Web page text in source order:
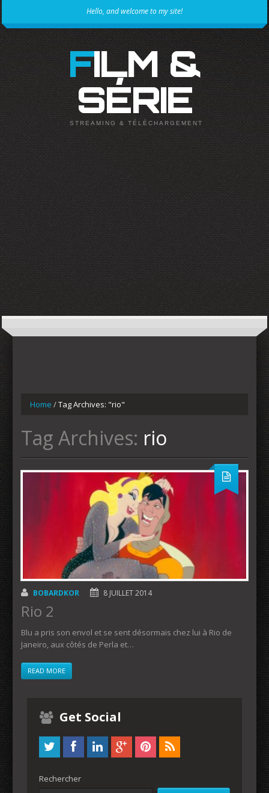
Hello, and welcome to my site!
FILM &
SÉRIE
STREAMING & TÉLÉCHARGEMENT
Home /Tag Archives: "rio"
Tag Archives: rio
BOBARDKOR 8 JUILLET 2014
Rio 2
Blu a pris son envol et se sent désormais chez lui à Rio de
Janeiro, aux côtés de Perla et…
READ MORE
Get Social
Rechercher